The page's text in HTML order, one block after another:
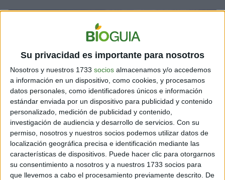
Su privacidad es importante para nosotros
Nosotros y nuestros 1733 socios almacenamos y/o accedemos
a información en un dispositivo, como cookies, y procesamos
datos personales, como identificadores únicos e información
estándar enviada por un dispositivo para publicidad y contenido
personalizado, medición de publicidad y contenido,
investigación de audiencia y desarrollo de servicios. Con su
permiso, nosotros y nuestros socios podemos utilizar datos de
localización geográfica precisa e identificación mediante las
características de dispositivos. Puede hacer clic para otorgarnos
su consentimiento a nosotros y a nuestros 1733 socios para
que llevemos a cabo el procesamiento previamente descrito. De